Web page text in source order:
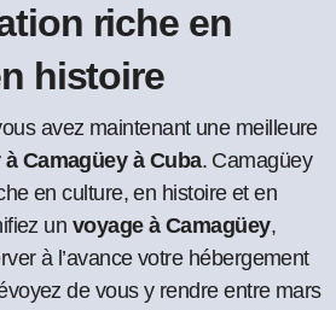
riche en
histoire
avez maintenant une meilleure
Camagüey à Cuba. Camagüey
en culture, en histoire et en
un voyage à Camagüey,
à l’avance votre hébergement
de vous y rendre entre mars